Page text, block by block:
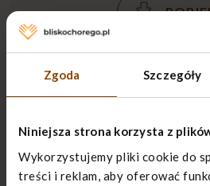
Zgoda Szczegóły
Niniejsza strona korzysta z
Wykorzystujemy pliki cookie do
treści i reklam, aby oferować
PRZECZYTAJ TEŻ
Najważniejsze dokumenty w